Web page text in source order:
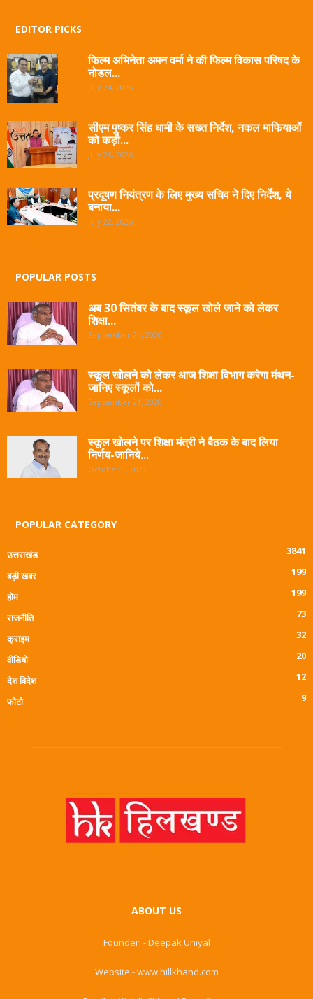
EDITOR PICKS
फिल्म अभिनेता अमन वर्मा ने की फिल्म विकास परिषद के
नोडल...
July 24, 2026
सीएम पुष्कर सिंह धामी के सख्त निर्देश, नकल माफियाओं
को कड़ी...
July 23, 2026
प्रदूषण नियंत्रण के लिए मुख्य सचिव ने दिए निर्देश, ये
बनाया...
July 22, 2026
POPULAR POSTS
अब 30 सितंबर के बाद स्कूल खोले जाने को लेकर
शिक्षा...
September 24, 2020
स्कूल खोलने को लेकर आज शिक्षा विभाग करेगा मंथन-
जानिए स्कूलों को...
September 21, 2020
स्कूल खोलने पर शिक्षा मंत्री ने बैठक के बाद लिया
निर्णय-जानिये...
October 1, 2020
POPULAR CATEGORY
उत्तराखंड
3841
बड़ी खबर
199
होम
199
राजनीति
73
क्राइम
32
वीडियो
20
देश विदेश
12
फोटो
9
ABOUT US
Founder: - Deepak Uniyal
Website:- www.hillkhand.com